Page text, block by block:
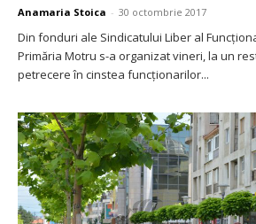
Anamaria Stoica - 30 octombrie 2017
Din fonduri ale Sindicatului Liber al
Primăria Motru s-a organizat vineri, la un
petrecere în cinstea funcționarilor...